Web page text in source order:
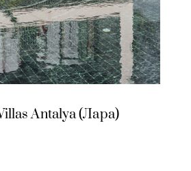
Antalya (Лара)